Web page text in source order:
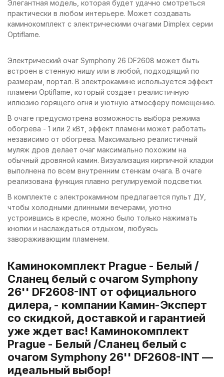
Элегантная модель, которая будет удачно смотреться
практически в любом интерьере. Может создавать
каминокомплект с электрическими очагами Dimplex серии
Optiflame.
Электрический очаг Symphony 26 DF2608 может быть
встроен в стенную нишу или в любой, подходящий по
размерам, портал. В электрокамине используется эффект
пламени Optiflame, который создает реалистичную
иллюзию горящего огня и уютную атмосферу помещению.
В очаге предусмотрена возможность выбора режима
обогрева - 1 или 2 кВт, эффект пламени может работать
независимо от обогрева. Максимально реалистичный
муляж дров делает очаг максимально похожим на
обычный дровяной камин. Визуализация кирпичной кладки
выполнена по всем внутренним стенкам очага. В очаге
реализована функция плавно регулируемой подсветки.
В комплекте с электрокамином предлагается пульт ДУ,
чтобы холодными длинными вечерами, уютно
устроившись в кресле, можно было только нажимать
кнопки и наслаждаться отдыхом, любуясь
завораживающим пламенем.
Каминокомплект Prague - Белый /
Сланец белый с очагом Symphony
26'' DF2608-INT от официального
дилера, - компании Камин-Эксперт
со скидкой, доставкой и гарантией
уже ждет вас! Каминокомплект
Prague - Белый /Сланец белый с
очагом Symphony 26'' DF2608-INT —
идеальный выбор!